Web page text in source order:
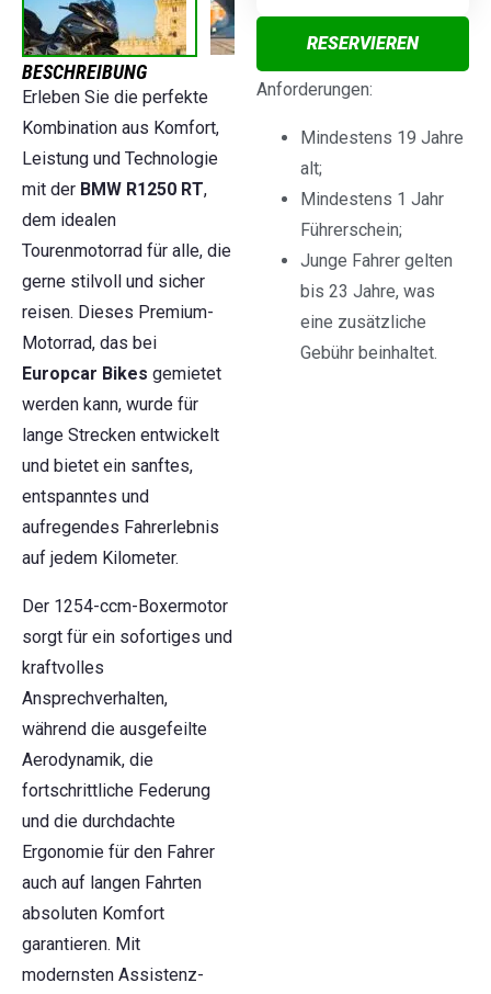
BESCHREIBUNG
Erleben Sie die perfekte
Kombination aus Komfort,
Leistung und Technologie
mit der BMW R1250 RT,
dem idealen
Tourenmotorrad für alle, die
gerne stilvoll und sicher
reisen. Dieses Premium-
Motorrad, das bei
Europcar Bikes gemietet
werden kann, wurde für
lange Strecken entwickelt
und bietet ein sanftes,
entspanntes und
aufregendes Fahrerlebnis
auf jedem Kilometer.
Der 1254-ccm-Boxermotor
sorgt für ein sofortiges und
kraftvolles
Ansprechverhalten,
während die ausgefeilte
Aerodynamik, die
fortschrittliche Federung
und die durchdachte
Ergonomie für den Fahrer
auch auf langen Fahrten
absoluten Komfort
garantieren. Mit
modernsten Assistenz-
RESERVIEREN
Anforderungen:
Mindestens 19 Jahre
alt;
Mindestens 1 Jahr
Führerschein;
Junge Fahrer gelten
bis 23 Jahre, was
eine zusätzliche
Gebühr beinhaltet.